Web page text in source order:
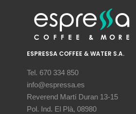
ESPRESSA COFFEE & WATER S.A.
Tel. 670 334 850
info@espressa.es
Reverend Martí Duran 13-15
Pol. Ind. El Plà, 08980